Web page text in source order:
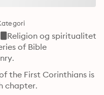
Religion og spiritualitet
of Bible
the First Corinthians is
chapter.